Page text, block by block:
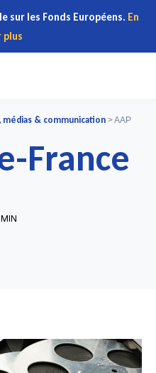
sur les Fonds Européens. En
plus
médias & communication >AAP
France
MIN